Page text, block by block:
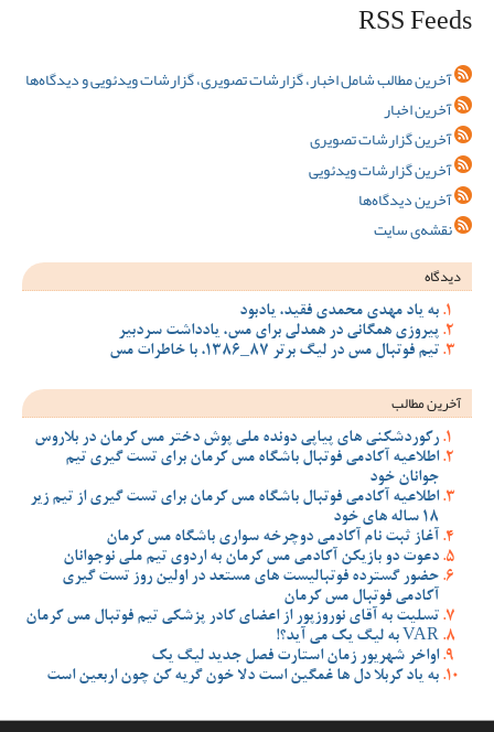
RSS Feeds
آخرین مطالب شامل اخبار، گزارشات تصویری، گزارشات ویدئویی و دیدگاه‌ها
آخرین اخبار
آخرین گزارشات تصویری
آخرین گزارشات ویدئویی
آخرین دیدگاه‌ها
نقشه‌ی سایت
دیدگاه
به یاد مهدی محمدی فقید، یادبود
پیروزی همگانی در همدلی برای مس، یادداشت سردبیر
تیم فوتبال مس در لیگ برتر 87_1386، با خاطرات مس
آخرین مطالب
رکوردشکنی های پیاپی دونده ملی پوش دختر مس کرمان در بلاروس
اطلاعیه آکادمی فوتبال باشگاه مس کرمان برای تست گیری تیم
جوانان خود
اطلاعیه آکادمی فوتبال باشگاه مس کرمان برای تست گیری از تیم زیر
18 ساله های خود
آغاز ثبت نام آکادمی دوچرخه سواری باشگاه مس کرمان
دعوت دو بازیکن آکادمی مس کرمان به اردوی تیم ملی نوجوانان
حضور گسترده فوتبالیست های مستعد در اولین روز تست گیری
آکادمی فوتبال مس کرمان
تسلیت به آقای نوروزپور از اعضای کادر پزشکی تیم فوتبال مس کرمان
VAR به لیگ یک می آید؟!
اواخر شهریور زمان استارت فصل جدید لیگ یک
به یاد کربلا دل ها غمگین است دلا خون گریه کن چون اربعین است